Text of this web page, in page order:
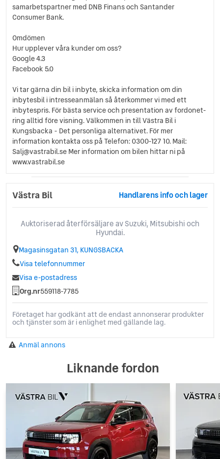
samarbetspartner med DNB Finans och Santander
Consumer Bank.
Omdömen
Hur upplever våra kunder om oss?
Google 4.3
Facebook 5.0
Vi tar gärna din bil i inbyte, skicka information om din
inbytesbil i intresseanmälan så återkommer vi med ett
inbytespris. För bästa service och presentation av fordonet-
ring alltid före visning. Välkommen in till Västra Bil i
Kungsbacka - Det personliga alternativet. För mer
information kontakta oss på Telefon: 0300-127 10. Mail:
Salj@vastrabil.se Mer information om bilen hittar ni på
www.vastrabil.se
Västra Bil Handlarens info och lager
Auktoriserad återförsäljare av Suzuki, Mitsubishi och
Hyundai.
Magasinsgatan 31, KUNGSBACKA
Visa telefonnummer
Visa e-postadress
Org.nr559118-7785
Företaget har godkänt att de endast annonserar produkter
och tjänster som är i enlighet med gällande lag.
Anmäl annons
Liknande fordon